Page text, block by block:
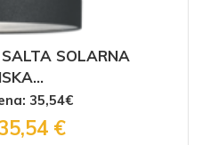
SOLARNA
35,54€
€